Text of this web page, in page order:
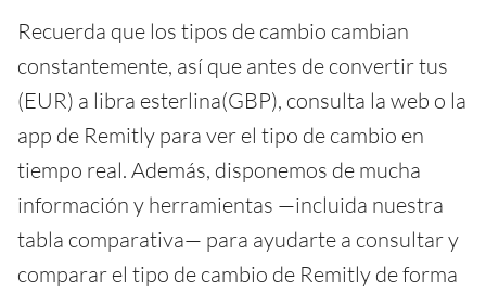
Recuerda que los tipos de cambio cambian
constantemente, así que antes de convertir tus
(EUR) a libra esterlina(GBP), consulta la web o la
app de Remitly para ver el tipo de cambio en
tiempo real. Además, disponemos de mucha
información y herramientas —incluida nuestra
tabla comparativa— para ayudarte a consultar y
comparar el tipo de cambio de Remitly de forma